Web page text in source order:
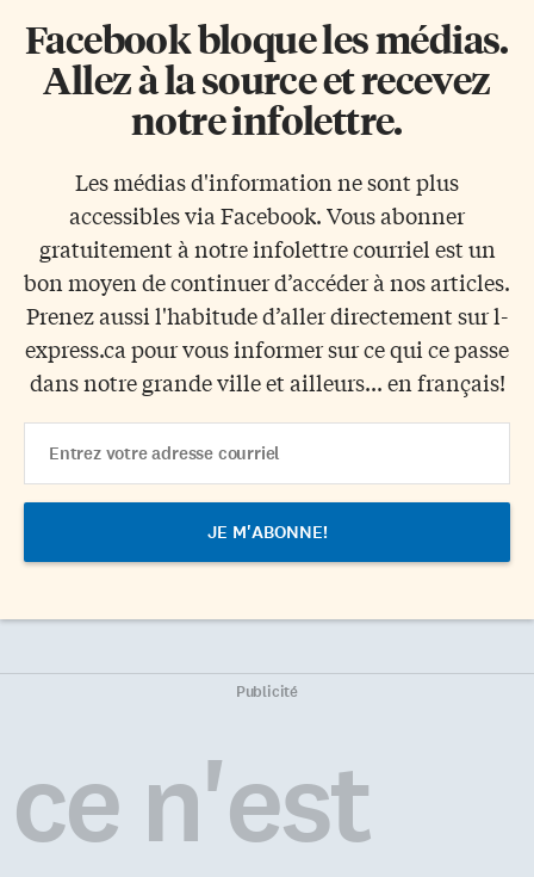
Facebook bloque les médias.
Allez à la source et recevez
notre infolettre.
Les médias d'information ne sont plus
accessibles via Facebook. Vous abonner
gratuitement à notre infolettre courriel est un
bon moyen de continuer d’accéder à nos articles.
Prenez aussi l'habitude d’aller directement sur l-
express.ca pour vous informer sur ce qui ce passe
dans notre grande ville et ailleurs... en français!
Address
Publicité
ce n'est